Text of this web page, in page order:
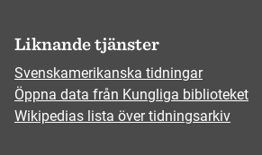
Liknande tjänster
Svenskamerikanska tidningar
Öppna data från Kungliga biblioteket
Wikipedias lista över tidningsarkiv